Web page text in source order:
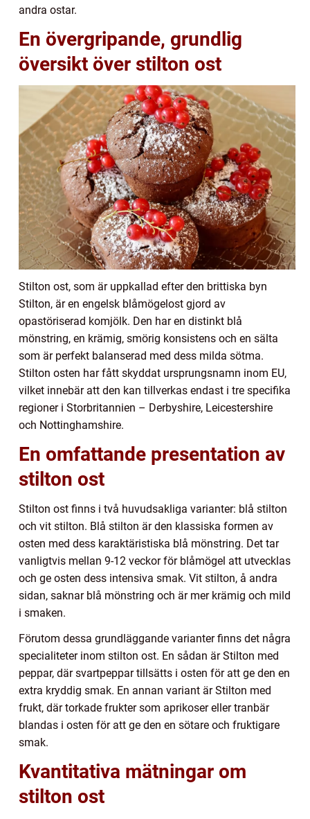
andra ostar.
En övergripande, grundlig
översikt över stilton ost
Stilton ost, som är uppkallad efter den brittiska byn
Stilton, är en engelsk blåmögelost gjord av
opastöriserad komjölk. Den har en distinkt blå
mönstring, en krämig, smörig konsistens och en sälta
som är perfekt balanserad med dess milda sötma.
Stilton osten har fått skyddat ursprungsnamn inom EU,
vilket innebär att den kan tillverkas endast i tre specifika
regioner i Storbritannien – Derbyshire, Leicestershire
och Nottinghamshire.
En omfattande presentation av
stilton ost
Stilton ost finns i två huvudsakliga varianter: blå stilton
och vit stilton. Blå stilton är den klassiska formen av
osten med dess karaktäristiska blå mönstring. Det tar
vanligtvis mellan 9-12 veckor för blåmögel att utvecklas
och ge osten dess intensiva smak. Vit stilton, å andra
sidan, saknar blå mönstring och är mer krämig och mild
i smaken.
Förutom dessa grundläggande varianter finns det några
specialiteter inom stilton ost. En sådan är Stilton med
peppar, där svartpeppar tillsätts i osten för att ge den en
extra kryddig smak. En annan variant är Stilton med
frukt, där torkade frukter som aprikoser eller tranbär
blandas i osten för att ge den en sötare och fruktigare
smak.
Kvantitativa mätningar om
stilton ost